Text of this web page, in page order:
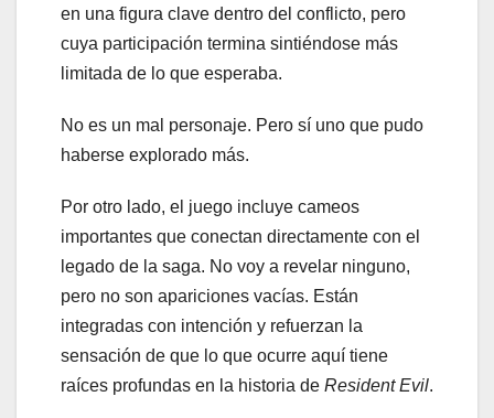
en una figura clave dentro del conflicto, pero
cuya participación termina sintiéndose más
limitada de lo que esperaba.
No es un mal personaje. Pero sí uno que pudo
haberse explorado más.
Por otro lado, el juego incluye cameos
importantes que conectan directamente con el
legado de la saga. No voy a revelar ninguno,
pero no son apariciones vacías. Están
integradas con intención y refuerzan la
sensación de que lo que ocurre aquí tiene
raíces profundas en la historia de Resident Evil.